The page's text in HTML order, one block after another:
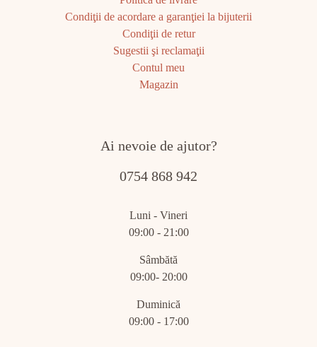
Condiţii de acordare a garanţiei la bijuterii
Condiţii de retur
Sugestii şi reclamaţii
Contul meu
Magazin
Ai nevoie de ajutor?
0754 868 942
Luni - Vineri
09:00 - 21:00
Sâmbătă
09:00- 20:00
Duminică
09:00 - 17:00